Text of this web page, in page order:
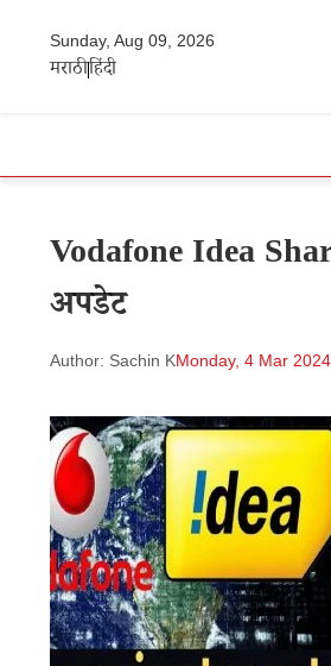
Sunday, Aug 09, 2026
मराठीहिंदी
Vodafone Idea
अपडेट
Author: Sachin KMonday, 4 Mar